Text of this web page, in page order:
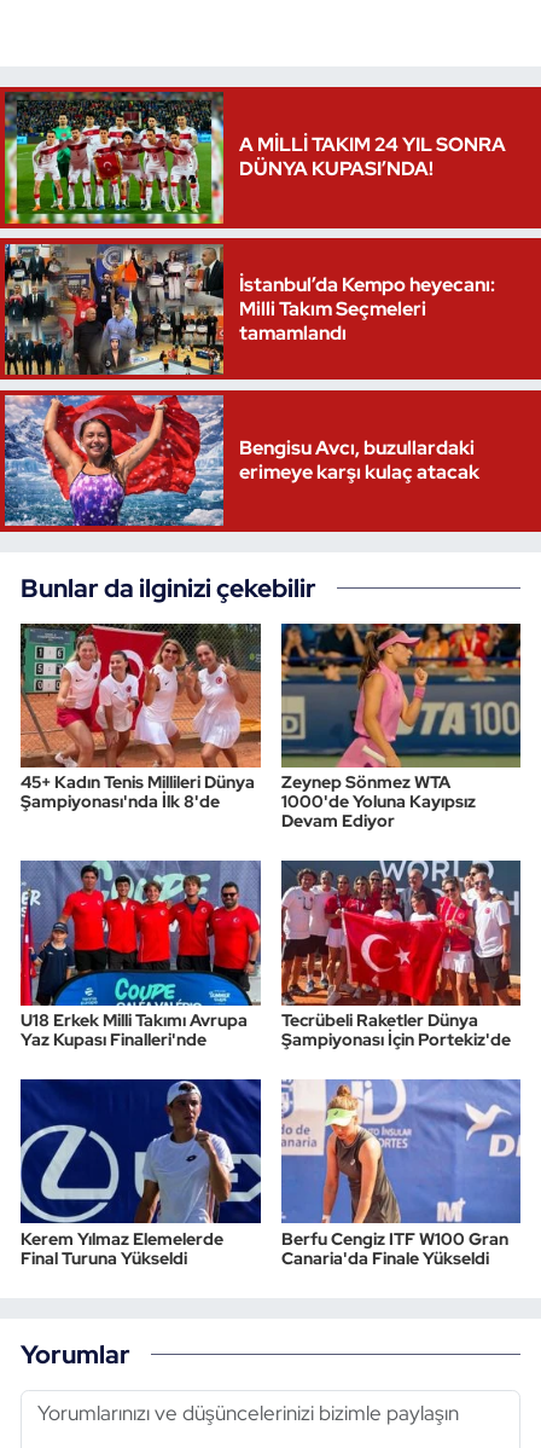
A MİLLİ TAKIM 24 YIL SONRA
DÜNYA KUPASI’NDA!
İstanbul’da Kempo heyecanı:
Milli Takım Seçmeleri
tamamlandı
Bengisu Avcı, buzullardaki
erimeye karşı kulaç atacak
Bunlar da ilginizi çekebilir
45+ Kadın Tenis Millileri Dünya
Şampiyonası'nda İlk 8'de
Zeynep Sönmez WTA
1000'de Yoluna Kayıpsız
Devam Ediyor
U18 Erkek Milli Takımı Avrupa
Yaz Kupası Finalleri'nde
Tecrübeli Raketler Dünya
Şampiyonası İçin Portekiz'de
Kerem Yılmaz Elemelerde
Final Turuna Yükseldi
Berfu Cengiz ITF W100 Gran
Canaria'da Finale Yükseldi
Yorumlar
Voleybol
Vücut Geliştirme Fitness
Wushu Kungfu
Yelken
Yüzme